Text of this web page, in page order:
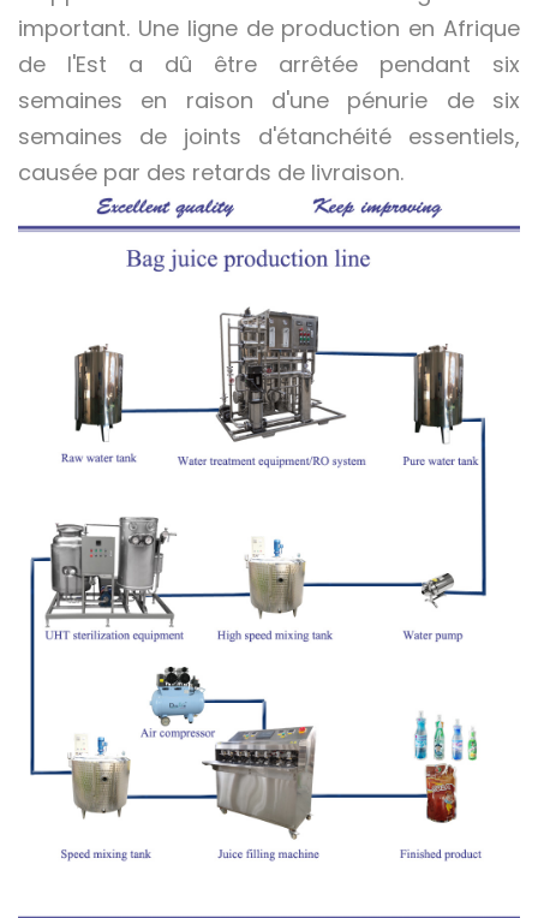
important. Une ligne de production en Afrique
de l'Est a dû être arrêtée pendant six
semaines en raison d'une pénurie de six
semaines de joints d'étanchéité essentiels,
causée par des retards de livraison.